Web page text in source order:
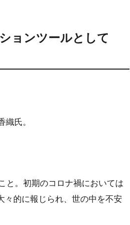
ョンツールとして
氏。
と。初期のコロナ禍においては
々的に報じられ、世の中を不安